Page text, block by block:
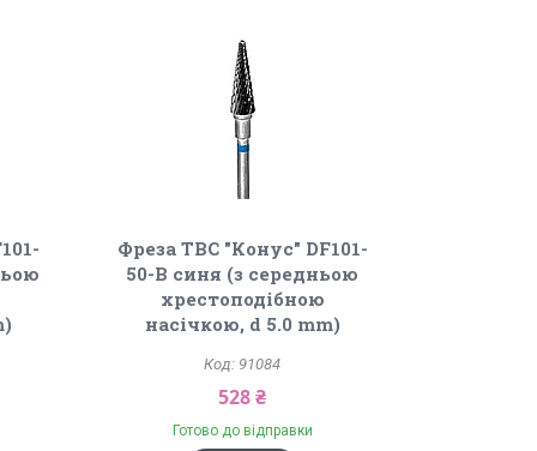
Фреза ТВС "Конус" DF101-
50-B синя (з середньою
хрестоподібною
насічкою, d 5.0 mm)
91084
528 ₴
Готово до відправки